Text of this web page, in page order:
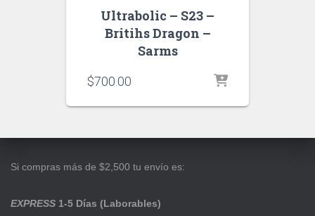
Ultrabolic – S23 –
Britihs Dragon –
Sarms
$700.00
Si compras más de $2,500 tu envío es:
EXPRESS 1-5 Días (Laborables)